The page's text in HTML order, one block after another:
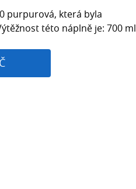
purpurová, která byla
této náplně je: 700 ml